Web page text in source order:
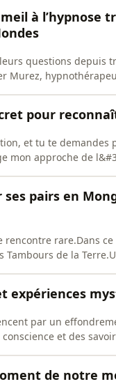
à l’hypnose
questions depuis
Murez,
bien
pour
et tu te
mon approche de
pairs en
rencontre rare.Dans
Tambours de la
expériences
par un
et des
de notre